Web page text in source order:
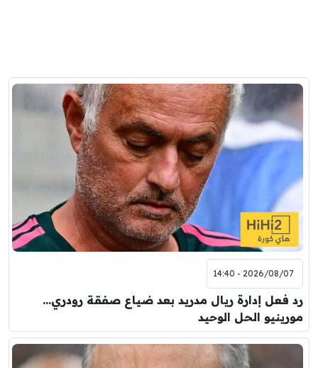
2026/08/07 - 14:40
رد فعل إدارة ريال مدريد بعد ضياع صفقة رودري…
مورينيو الحل الوحيد